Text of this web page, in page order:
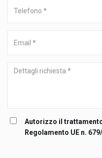
Dettagli
Autorizzo il
Regolamento UE n.